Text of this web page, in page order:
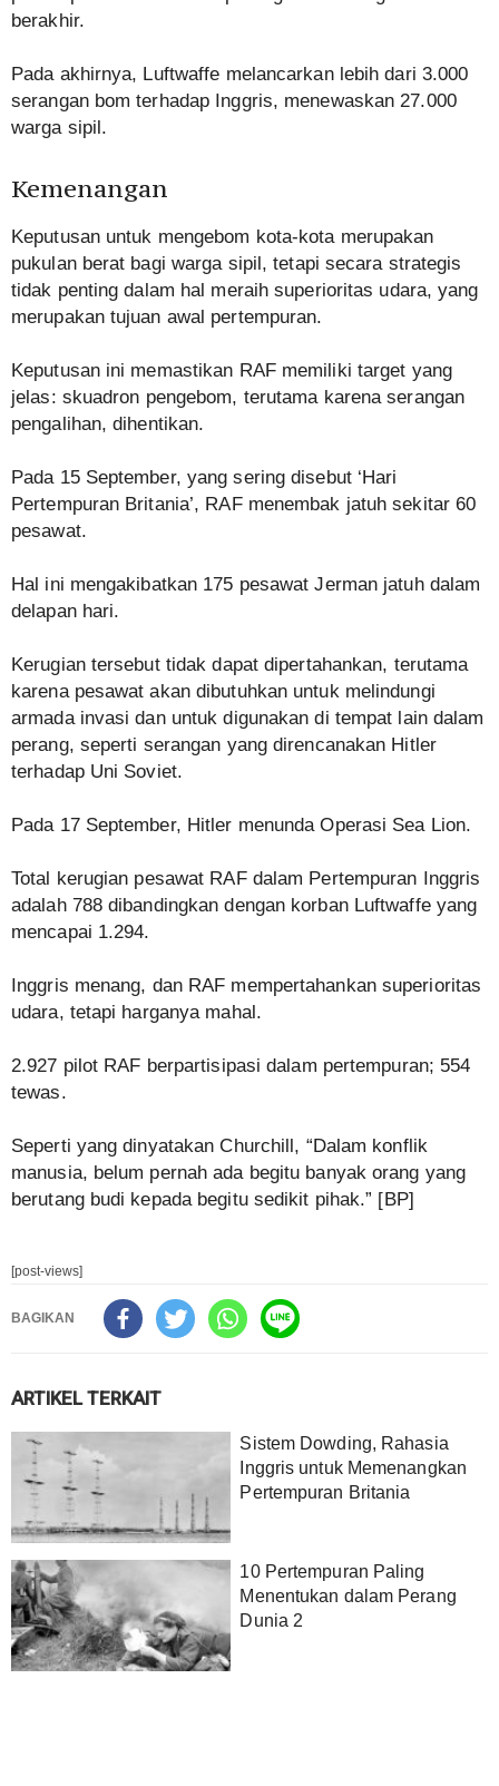
berakhir.
Pada akhirnya, Luftwaffe melancarkan lebih dari 3.000
serangan bom terhadap Inggris, menewaskan 27.000
warga sipil.
Kemenangan
Keputusan untuk mengebom kota-kota merupakan
pukulan berat bagi warga sipil, tetapi secara strategis
tidak penting dalam hal meraih superioritas udara, yang
merupakan tujuan awal pertempuran.
Keputusan ini memastikan RAF memiliki target yang
jelas: skuadron pengebom, terutama karena serangan
pengalihan, dihentikan.
Pada 15 September, yang sering disebut ‘Hari
Pertempuran Britania’, RAF menembak jatuh sekitar 60
pesawat.
Hal ini mengakibatkan 175 pesawat Jerman jatuh dalam
delapan hari.
Kerugian tersebut tidak dapat dipertahankan, terutama
karena pesawat akan dibutuhkan untuk melindungi
armada invasi dan untuk digunakan di tempat lain dalam
perang, seperti serangan yang direncanakan Hitler
terhadap Uni Soviet.
Pada 17 September, Hitler menunda Operasi Sea Lion.
Total kerugian pesawat RAF dalam Pertempuran Inggris
adalah 788 dibandingkan dengan korban Luftwaffe yang
mencapai 1.294.
Inggris menang, dan RAF mempertahankan superioritas
udara, tetapi harganya mahal.
2.927 pilot RAF berpartisipasi dalam pertempuran; 554
tewas.
Seperti yang dinyatakan Churchill, “Dalam konflik
manusia, belum pernah ada begitu banyak orang yang
berutang budi kepada begitu sedikit pihak.” [BP]
[post-views]
BAGIKAN
ARTIKEL TERKAIT
Sistem Dowding, Rahasia
Inggris untuk Memenangkan
Pertempuran Britania
10 Pertempuran Paling
Menentukan dalam Perang
Dunia 2